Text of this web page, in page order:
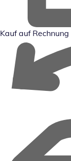
Kauf auf Rechnung